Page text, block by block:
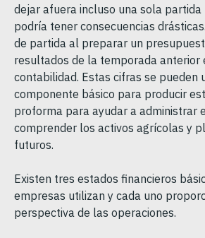
dejar afuera incluso una sola
podría tener consecuencias
de partida al preparar un
resultados de la temporada anterior
contabilidad. Estas cifras se pueden
componente básico para producir
proforma para ayudar a administrar
comprender los activos agrícolas y
futuros.
Existen tres estados financieros
empresas utilizan y cada uno
perspectiva de las operaciones.